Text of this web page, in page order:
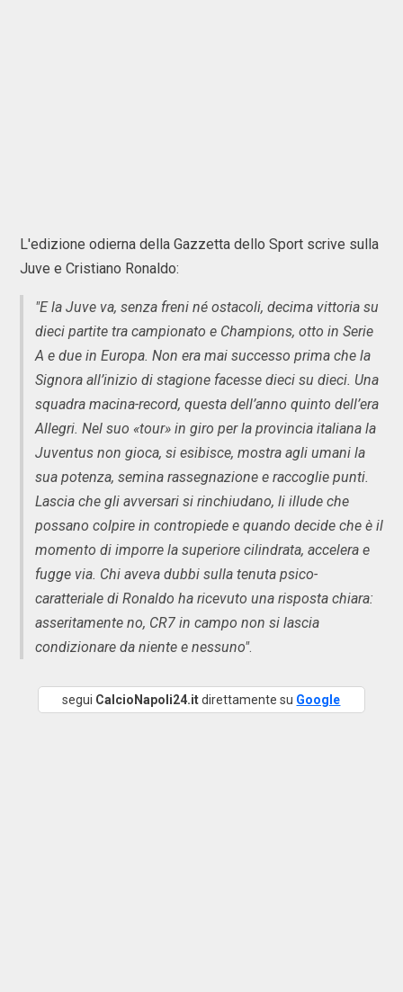
L'edizione odierna della Gazzetta dello Sport scrive sulla
Juve e Cristiano Ronaldo:
"E la Juve va, senza freni né ostacoli, decima vittoria su
dieci partite tra campionato e Champions, otto in Serie
A e due in Europa. Non era mai successo prima che la
Signora all’inizio di stagione facesse dieci su dieci. Una
squadra macina-record, questa dell’anno quinto dell’era
Allegri. Nel suo «tour» in giro per la provincia italiana la
Juventus non gioca, si esibisce, mostra agli umani la
sua potenza, semina rassegnazione e raccoglie punti.
Lascia che gli avversari si rinchiudano, li illude che
possano colpire in contropiede e quando decide che è il
momento di imporre la superiore cilindrata, accelera e
fugge via. Chi aveva dubbi sulla tenuta psico-
caratteriale di Ronaldo ha ricevuto una risposta chiara:
asseritamente no, CR7 in campo non si lascia
condizionare da niente e nessuno".
segui CalcioNapoli24.itdirettamente su Google